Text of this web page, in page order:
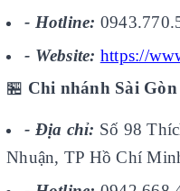
- Hotline:
- Website: https://
🏪 Chi nhánh Sài
- Địa chỉ: Số 98
Nhuận, TP Hồ Chí